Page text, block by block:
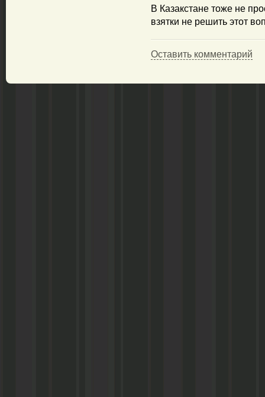
В Казакстане тоже не
взятки не решить этот
Оставить комментарий